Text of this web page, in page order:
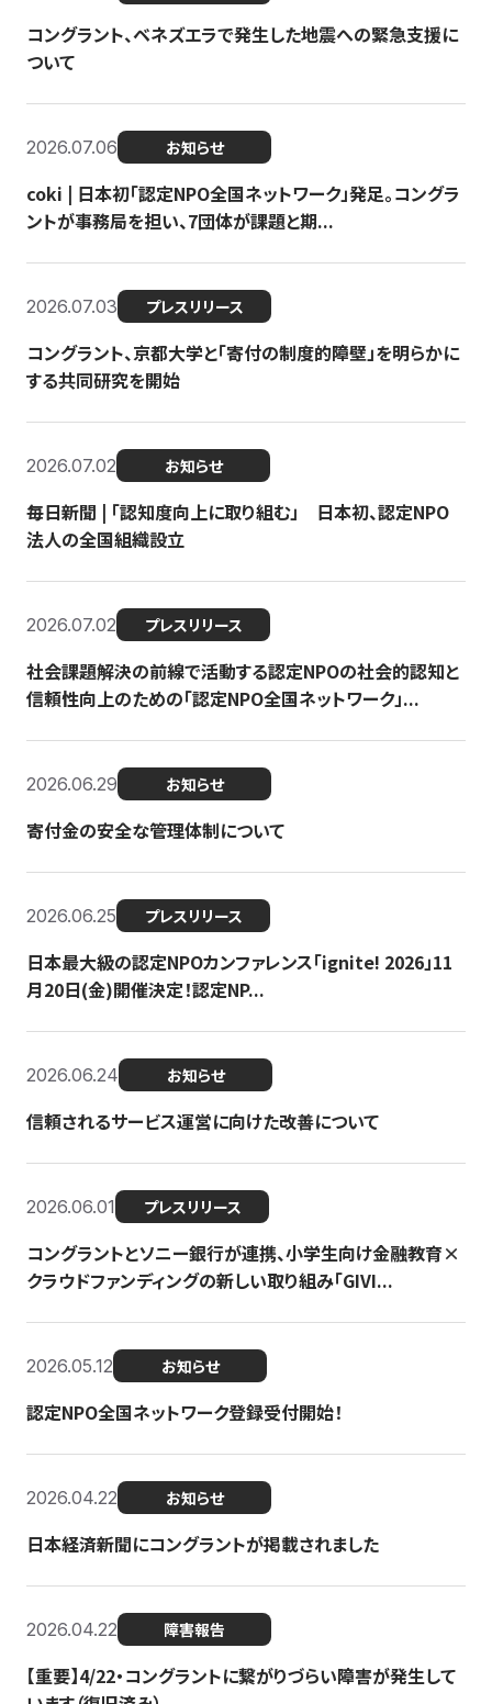
コングラント、ベネズエラで発生した地震への緊急支援に
ついて
2026.07.06 お知らせ
coki | 日本初「認定NPO全国ネットワーク」発足。コングラ
ントが事務局を担い、7団体が課題と期...
2026.07.03 プレスリリース
コングラント、京都大学と「寄付の制度的障壁」を明らかに
する共同研究を開始
2026.07.02 お知らせ
毎日新聞 | 「認知度向上に取り組む」 日本初、認定NPO
法人の全国組織設立
2026.07.02 プレスリリース
社会課題解決の前線で活動する認定NPOの社会的認知と
信頼性向上のための「認定NPO全国ネットワーク」...
2026.06.29 お知らせ
寄付金の安全な管理体制について
2026.06.25 プレスリリース
日本最大級の認定NPOカンファレンス「ignite! 2026」11
月20日(金)開催決定！認定NP...
2026.06.24 お知らせ
信頼されるサービス運営に向けた改善について
2026.06.01 プレスリリース
コングラントとソニー銀行が連携、小学生向け金融教育×
クラウドファンディングの新しい取り組み「GIVI...
2026.05.12 お知らせ
認定NPO全国ネットワーク登録受付開始！
2026.04.22 お知らせ
日本経済新聞にコングラントが掲載されました
2026.04.22 障害報告
【重要】4/22・コングラントに繋がりづらい障害が発生して